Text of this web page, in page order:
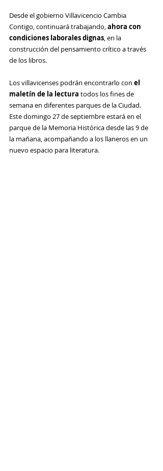
Desde el gobierno Villavicencio Cambia
Contigo, continuará trabajando, ahora con
condiciones laborales dignas, en la
construcción del pensamiento crítico a través
de los libros.
Los villavicenses podrán encontrarlo con el
maletín de la lectura todos los fines de
semana en diferentes parques de la Ciudad.
Este domingo 27 de septiembre estará en el
parque de la Memoria Histórica desde las 9 de
la mañana, acompañando a los llaneros en un
nuevo espacio para literatura.